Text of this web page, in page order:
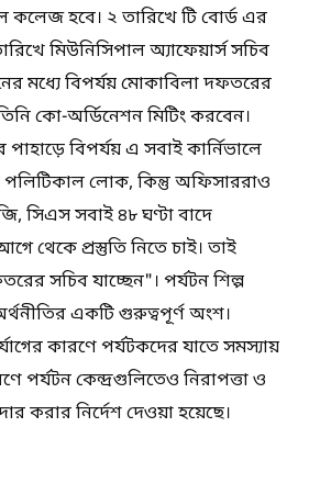
কলেজ হবে। ২ তারিখে টি বোর্ড এর
মিউনিসিপাল অ্যাফেয়ার্স সচিব
মধ্যে বিপর্যয় মোকাবিলা দফতরের
কো-অর্ডিনেশন মিটিং করবেন।
বিপর্যয় এ সবাই কার্নিভালে
পলিটিকাল লোক, কিন্তু অফিসাররাও
সিএস সবাই ৪৮ ঘণ্টা বাদে
থেকে প্রস্তুতি নিতে চাই। তাই
সচিব যাচ্ছেন"। পর্যটন শিল্প
একটি গুরুত্বপূর্ণ অংশ।
কারণে পর্যটকদের যাতে সমস্যায়
পর্যটন কেন্দ্রগুলিতেও নিরাপত্তা ও
করার নির্দেশ দেওয়া হয়েছে।